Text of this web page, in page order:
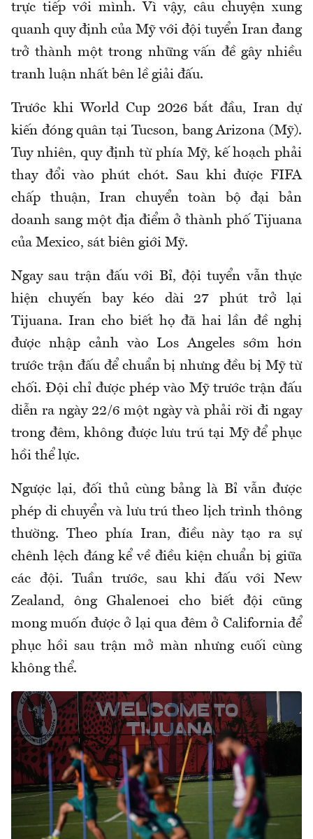
trực tiếp với mình. Vì vậy, câu chuyện xung
quanh quy định của Mỹ với đội tuyển Iran đang
trở thành một trong những vấn đề gây nhiều
tranh luận nhất bên lề giải đấu.
Trước khi World Cup 2026 bắt đầu, Iran dự
kiến đóng quân tại Tucson, bang Arizona (Mỹ).
Tuy nhiên, quy định từ phía Mỹ, kế hoạch phải
thay đổi vào phút chót. Sau khi được FIFA
chấp thuận, Iran chuyển toàn bộ đại bản
doanh sang một địa điểm ở thành phố Tijuana
của Mexico, sát biên giới Mỹ.
Ngay sau trận đấu với Bỉ, đội tuyển vẫn thực
hiện chuyến bay kéo dài 27 phút trở lại
Tijuana. Iran cho biết họ đã hai lần đề nghị
được nhập cảnh vào Los Angeles sớm hơn
trước trận đấu để chuẩn bịnhưng đều bị Mỹ từ
chối. Đội chỉ được phép vào Mỹ trước trận đấu
diễn ra ngày 22/6 một ngày và phải rời đi ngay
trong đêm, không được lưu trú tại Mỹ để phục
hồi thể lực.
Ngược lại, đối thủ cùng bảng làBỉ vẫn được
phép di chuyển và lưu trú theo lịch trình thông
thường. Theo phía Iran, điều này tạo ra sự
chênh lệch đáng kể về điều kiện chuẩn bị giữa
các đội. Tuần trước, sau khi đấu với New
Zealand, ôngGhalenoei cho biết đội cũng
mong muốn được ở lại qua đêm ở California để
phục hồi sau trận mở màn nhưng cuối cùng
không thể.